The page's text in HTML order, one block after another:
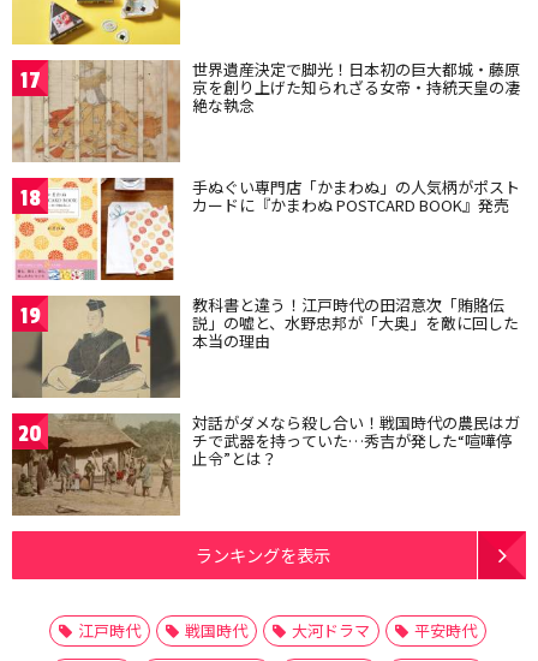
17 世界遺産決定で脚光！日本初の巨大都城・藤原
京を創り上げた知られざる女帝・持統天皇の凄
絶な執念
18 手ぬぐい専門店「かまわぬ」の人気柄がポスト
カードに『かまわぬ POSTCARD BOOK』発売
19 教科書と違う！江戸時代の田沼意次「賄賂伝
説」の嘘と、水野忠邦が「大奥」を敵に回した
本当の理由
20 対話がダメなら殺し合い！戦国時代の農民はガ
チで武器を持っていた…秀吉が発した“喧嘩停
止令”とは？
ランキングを表示
江戸時代 戦国時代 大河ドラマ
平安時代